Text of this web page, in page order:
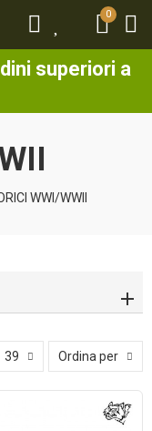
0
superiori a
0
WWI/WWII
39 Ordina per